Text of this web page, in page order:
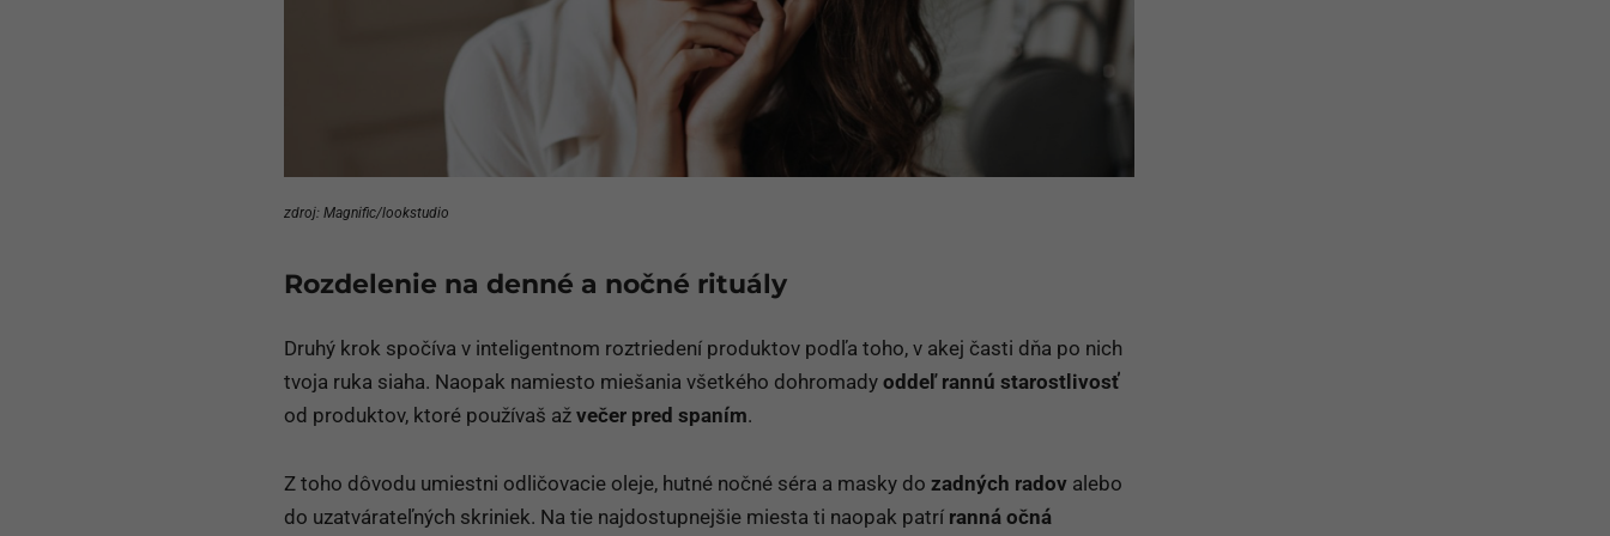
zdroj: Magnific/lookstudio
Rozdelenie na denné a nočné rituály
Druhý krok spočíva v inteligentnom roztriedení produktov podľa toho, v akej časti dňa po nich
tvoja ruka siaha. Naopak namiesto miešania všetkého dohromady oddeľ rannú starostlivosť
od produktov, ktoré používaš až večer pred spaním.
Z toho dôvodu umiestni odličovacie oleje, hutné nočné séra a masky do zadných radov alebo
do uzatvárateľných skriniek. Na tie najdostupnejšie miesta ti naopak patrí ranná očná